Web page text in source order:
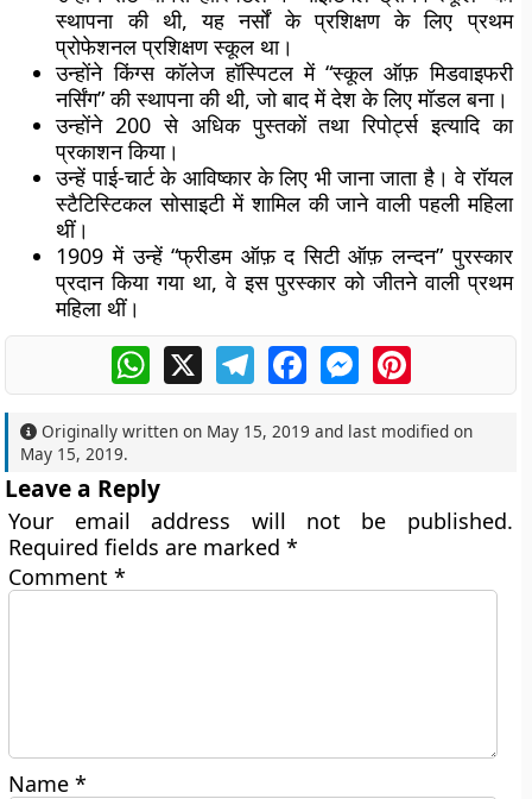
स्थापना की थी, यह नर्सों के प्रशिक्षण के लिए प्रथम
प्रोफेशनल प्रशिक्षण स्कूल था।
उन्होंने किंग्स कॉलेज हॉस्पिटल में “स्कूल ऑफ़ मिडवाइफरी
नर्सिंग” की स्थापना की थी, जो बाद में देश के लिए मॉडल बना।
उन्होंने 200 से अधिक पुस्तकों तथा रिपोर्ट्स इत्यादि का
प्रकाशन किया।
उन्हें पाई-चार्ट के आविष्कार के लिए भी जाना जाता है। वे रॉयल
स्टैटिस्टिकल सोसाइटी में शामिल की जाने वाली पहली महिला
थीं।
1909 में उन्हें “फ्रीडम ऑफ़ द सिटी ऑफ़ लन्दन” पुरस्कार
प्रदान किया गया था, वे इस पुरस्कार को जीतने वाली प्रथम
महिला थीं।
WhatsApp
X TelegramFacebookMessengerPinterest
Originally written on May 15, 2019 and last modified on
May 15, 2019.
Leave a Reply
Your email address will not be published.
Required fields are marked*
Comment*
Name*